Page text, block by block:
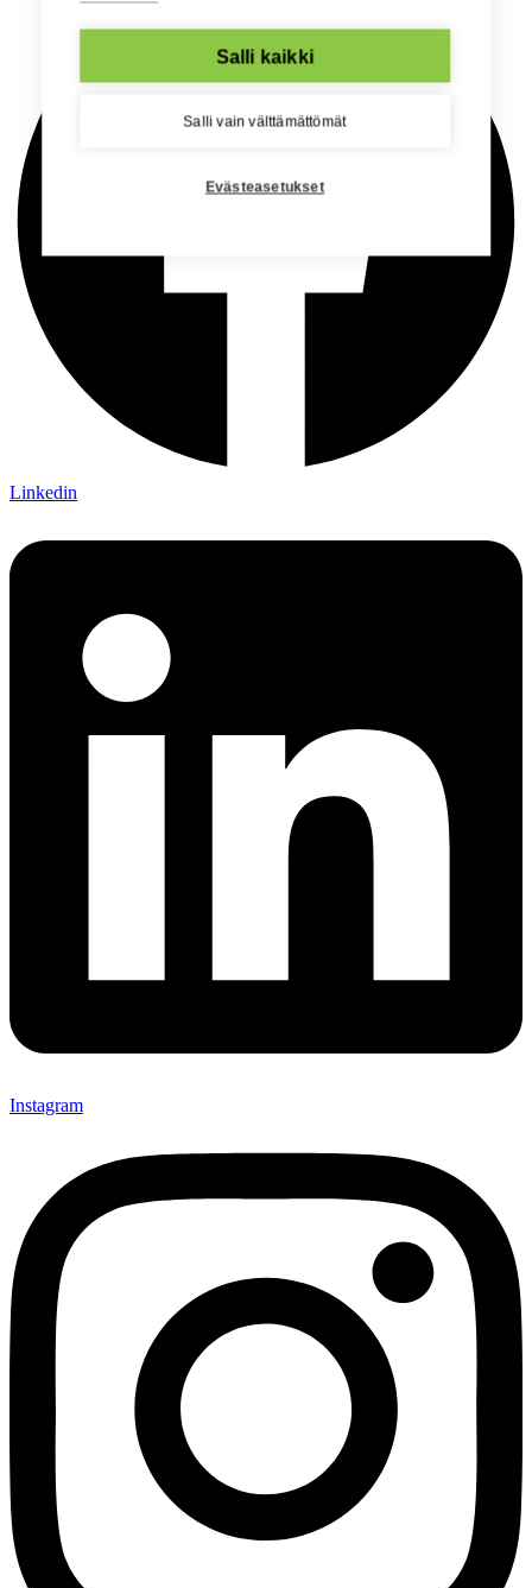
Salli kaikki
Salli vain välttämättömät
Evästeasetukset
Linkedin
Instagram